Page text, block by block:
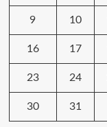
9 10
16 17
23 24
30 31